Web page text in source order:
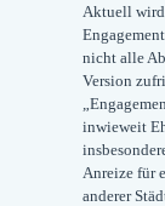
Aktuell wird
nicht alle
Version
inwieweit
Anreize für
anderer